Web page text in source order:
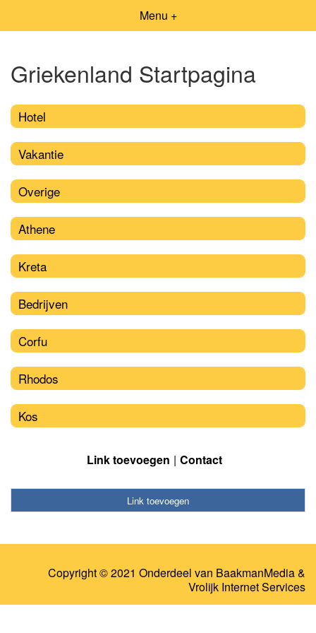
Menu +
Griekenland Startpagina
Hotel
Vakantie
Overige
Athene
Kreta
Bedrijven
Corfu
Rhodos
Kos
Link toevoegen Contact
Link toevoegen
Copyright © 2021 Onderdeel van BaakmanMedia&
Vrolijk Internet Services